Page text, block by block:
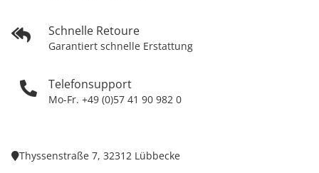
Schnelle Retoure
Garantiert schnelle Erstattung
Telefonsupport
Mo-Fr. +49 (0)57 41 90 982 0
Thyssenstraße 7, 32312 Lübbecke